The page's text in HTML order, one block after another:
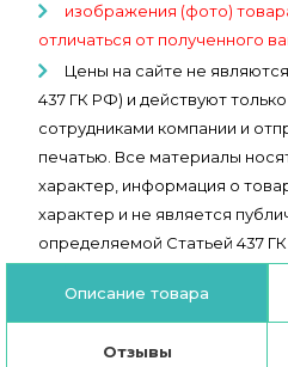
изображения (фото)
отличаться от полученного
Цены на сайте не
437 ГК РФ) и действуют
сотрудниками компании и
печатью. Все материалы
характер, информация о
характер и не является
определяемой Статьей 437
Описание товара
Отзывы